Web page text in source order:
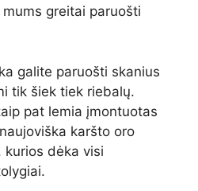
greitai paruošti
galite paruošti skanius
tik šiek tiek riebalų.
pat lemia įmontuotas
karšto oro
kurios dėka visi